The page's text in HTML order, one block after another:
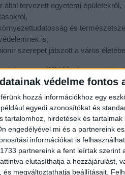
védelme fontos
hozzá információkhoz egy
egyedi azonosítókat és
tartalomhoz, hirdetések és
engedélyével mi és a partnereink
információkat is
partnereink a fent leírtak szerint
elutasíthatja a hozzájárulást,
megváltoztathatja beállításait.
tervezett egyetemi épületekről,
és
is,
szerepet játszott a város
docens, a Zöld Munkacsoport
(Böszörményi út 138.)
miatt regisztrációhoz kötött!